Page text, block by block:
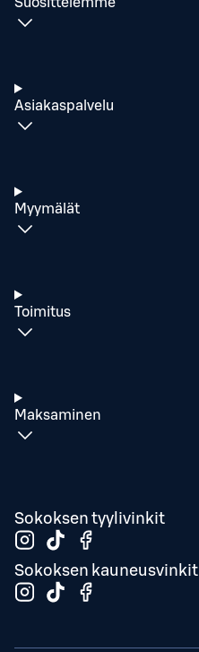
Asiakaspalvelu
Myymälät
Toimitus
Maksaminen
Sokoksen tyylivinkit
Sokoksen kauneusvinkit